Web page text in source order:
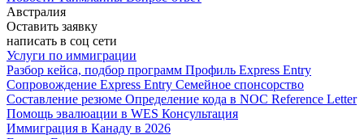
Австралия
Оставить заявку
написать в соц сети
Услуги по иммиграции
Разбор кейса, подбор программ Профиль Express Entry
Сопровождение Express Entry Семейное спонсорство
Составление резюме Определение кода в NOC Reference Letter
Помощь эвалюации в WES Консультация
Иммиграция в Канаду в 2026